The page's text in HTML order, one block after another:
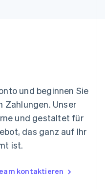
und beginnen Sie
Zahlungen. Unser
und gestaltet für
das ganz auf Ihr
ist.
kontaktieren